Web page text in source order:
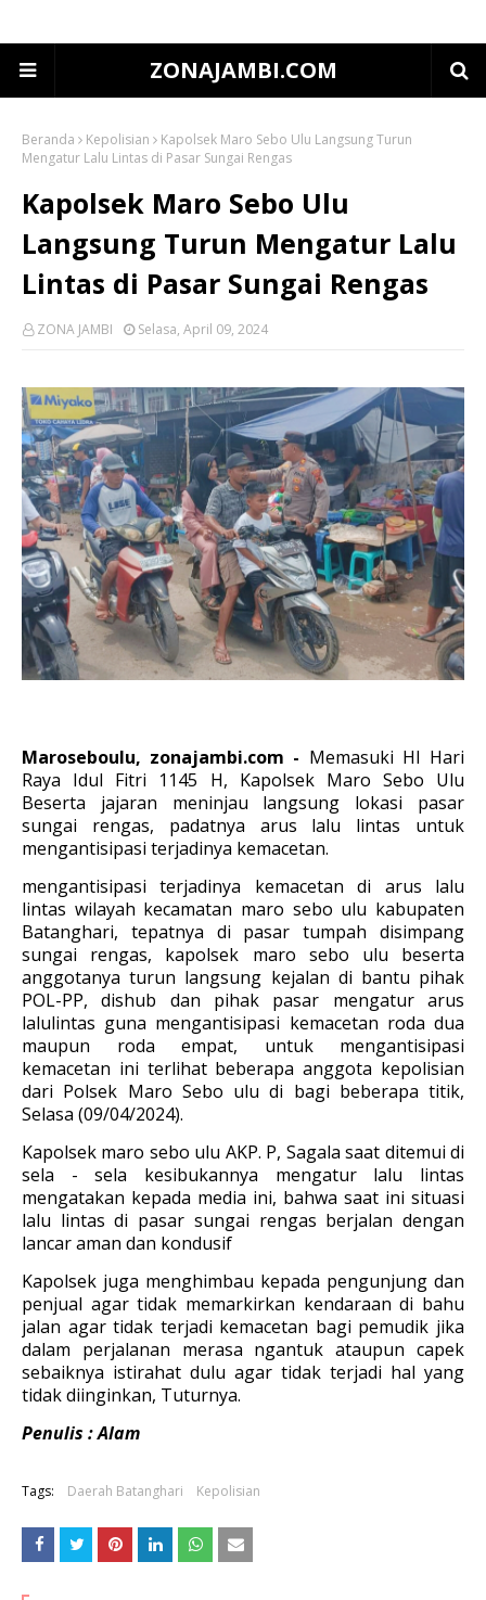
ZONAJAMBI.COM
Beranda Kepolisian
Kapolsek Maro Sebo Ulu Langsung Turun
Mengatur Lalu Lintas di Pasar Sungai Rengas
Kapolsek Maro Sebo Ulu
Langsung Turun Mengatur Lalu
Lintas di Pasar Sungai Rengas
ZONA JAMBI Selasa, April 09, 2024
Maroseboulu, zonajambi.com - Memasuki HI Hari
Raya Idul Fitri 1145 H, Kapolsek Maro Sebo Ulu
Beserta jajaran meninjau langsung lokasi pasar
sungai rengas, padatnya arus lalu lintas untuk
mengantisipasi terjadinya kemacetan.
mengantisipasi terjadinya kemacetan di arus lalu
lintas wilayah kecamatan maro sebo ulu kabupaten
Batanghari, tepatnya di pasar tumpah disimpang
sungai rengas, kapolsek maro sebo ulu beserta
anggotanya turun langsung kejalan di bantu pihak
POL-PP, dishub dan pihak pasar mengatur arus
lalulintas guna mengantisipasi kemacetan roda dua
maupun roda empat, untuk mengantisipasi
kemacetan ini terlihat beberapa anggota kepolisian
dari Polsek Maro Sebo ulu di bagi beberapa titik,
Selasa (09/04/2024).
Kapolsek maro sebo ulu AKP. P, Sagala saat ditemui di
sela - sela kesibukannya mengatur lalu lintas
mengatakan kepada media ini, bahwa saat ini situasi
lalu lintas di pasar sungai rengas berjalan dengan
lancar aman dan kondusif
Kapolsek juga menghimbau kepada pengunjung dan
penjual agar tidak memarkirkan kendaraan di bahu
jalan agar tidak terjadi kemacetan bagi pemudik jika
dalam perjalanan merasa ngantuk ataupun capek
sebaiknya istirahat dulu agar tidak terjadi hal yang
tidak diinginkan, Tuturnya.
Penulis : Alam
Tags: Daerah Batanghari Kepolisian